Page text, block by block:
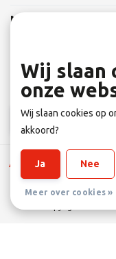
Nieuwsbrief
Abonneer je op onze
Abonneer
Algemene Leverings
Wij slaan
onze
Wij slaan cookies op
akkoord?
Ja Nee
Meer over cookies »